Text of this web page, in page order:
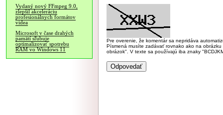
Vydaný nový FFmpeg 9.0,
zlepšil akceleráciu
profesionálnych formátov
videa
Microsoft v čase drahých
pamätí sľubuje
optimalizovať spotrebu
RAM vo Windows 11
Pre overenie, že komentár sa nepridáva
Písmená musíte zadávať rovnako ako na
obrázok". V texte sa používajú iba znaky